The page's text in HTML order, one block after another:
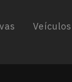
Veículos